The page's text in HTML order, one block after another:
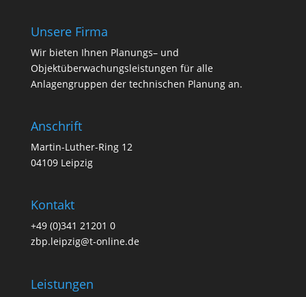
Unsere Firma
Wir bieten Ihnen Planungs– und
Objektüberwachungsleistungen für alle
Anlagengruppen der technischen Planung an.
Anschrift
Martin-Luther-Ring 12
04109 Leipzig
Kontakt
+49 (0)341 21201 0
zbp.leipzig@t-online.de
Leistungen